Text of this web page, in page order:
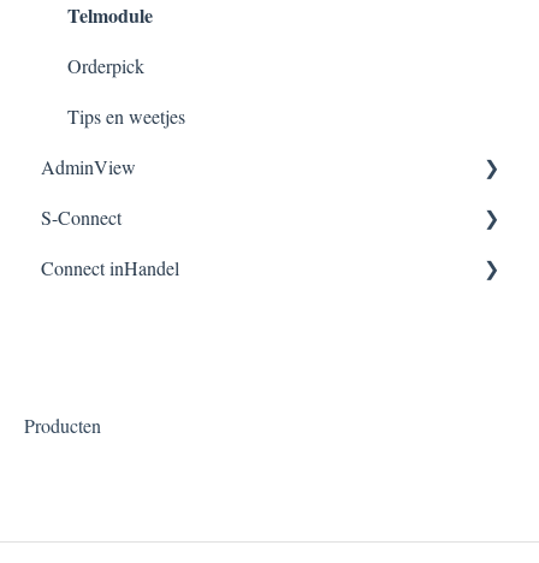
Telmodule
Orderpick
Tips en weetjes
AdminView
Installatie
Functies Adminview
S-Connect
Algemeen
Koppeling Excel
Connect inHandel
SnelStart
Producten